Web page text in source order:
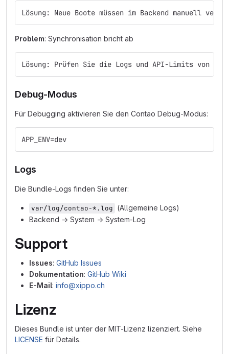
Lösung: Neue Boote müssen im Backend manuell
Problem: Synchronisation bricht ab
Lösung: Prüfen Sie die Logs und API-Limits von
Debug-Modus
Für Debugging aktivieren Sie den Contao Debug-Modus:
APP_ENV=dev
Logs
Die Bundle-Logs finden Sie unter:
var/log/contao-*.log (Allgemeine Logs)
Backend → System → System-Log
Support
Issues: GitHub Issues
Dokumentation: GitHub Wiki
E-Mail: info@xippo.ch
Lizenz
Dieses Bundle ist unter der MIT-Lizenz lizenziert. Siehe
LICENSE für Details.